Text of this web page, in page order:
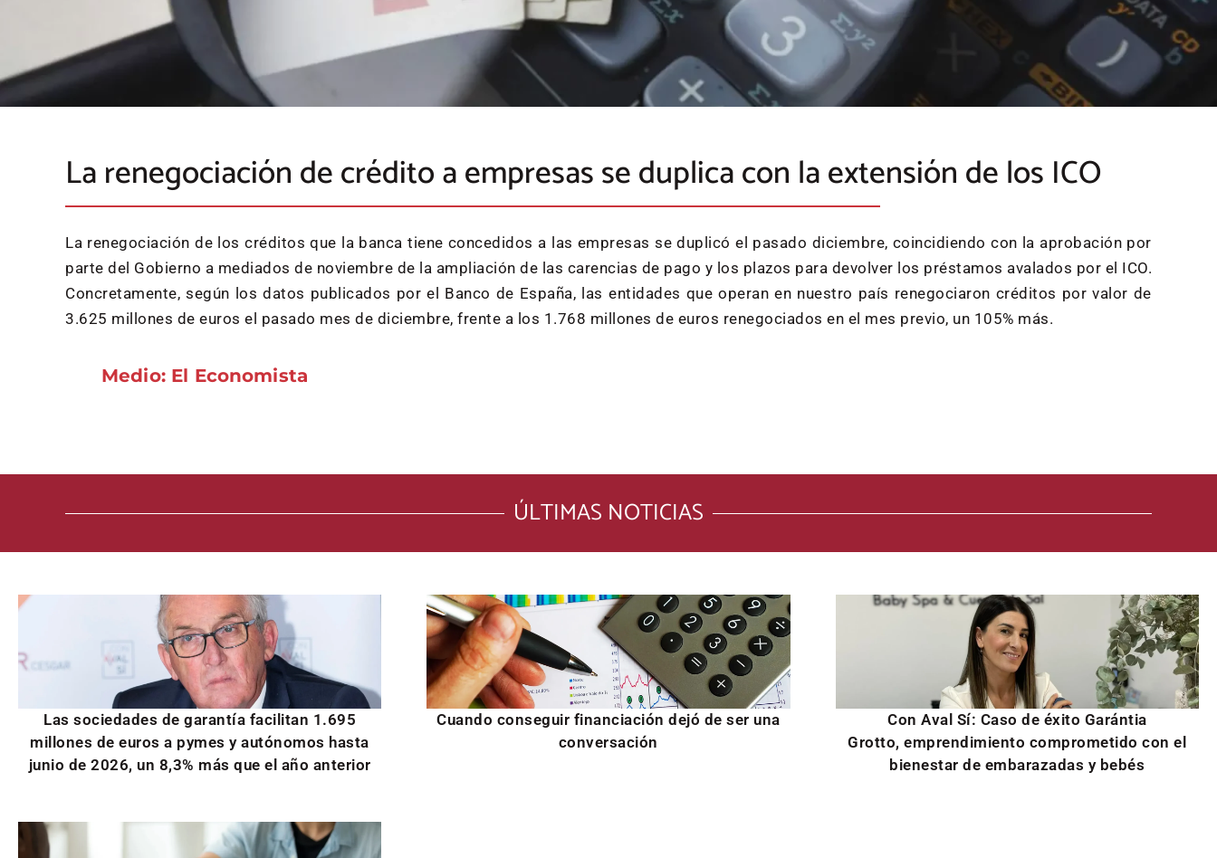
La renegociación de crédito a empresas se duplica con la extensión de los ICO
La renegociación de los créditos que la banca tiene concedidos a las empresas se duplicó el pasado diciembre, coincidiendo con la aprobación por
parte del Gobierno a mediados de noviembre de la ampliación de las carencias de pago y los plazos para devolver los préstamos avalados por el ICO.
Concretamente, según los datos publicados por el Banco de España, las entidades que operan en nuestro país renegociaron créditos por valor de
3.625 millones de euros el pasado mes de diciembre, frente a los 1.768 millones de euros renegociados en el mes previo, un 105% más.
Medio: El Economista
ÚLTIMAS NOTICIAS
Las sociedades de garantía facilitan 1.695
millones de euros a pymes y autónomos hasta
junio de 2026, un 8,3% más que el año anterior
Cuando conseguir financiación dejó de ser una
conversación
Con Aval Sí: Caso de éxito Garántia
Grotto, emprendimiento comprometido con el
bienestar de embarazadas y bebés